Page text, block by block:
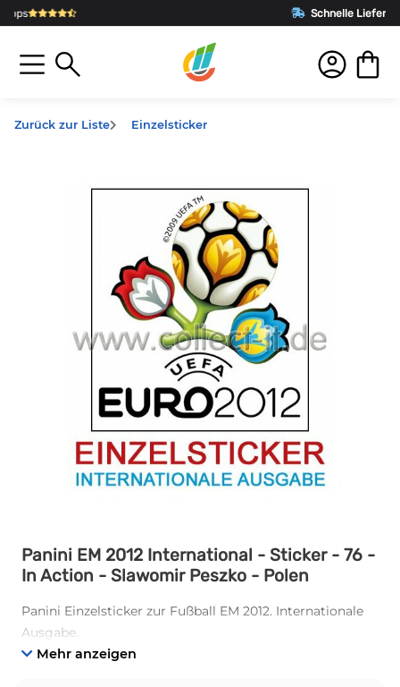
aus Deutschland
Zurück zur Liste Einzelsticker
Panini EM 2012 International - Sticker - 76 -
In Action - Slawomir Peszko - Polen
Panini Einzelsticker zur Fußball EM 2012. Internationale
Ausgabe.
Mehr anzeigen